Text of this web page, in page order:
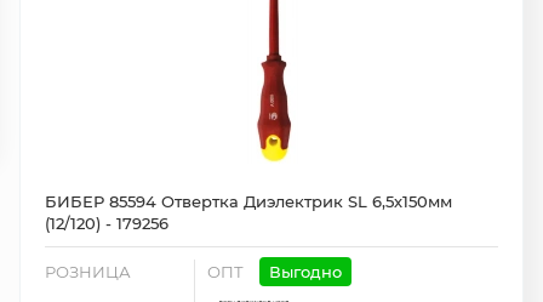
БИБЕР 85594 Отвертка Диэлектрик SL 6,5х150мм
(12/120) - 179256
РОЗНИЦА ОПТ Выгодно